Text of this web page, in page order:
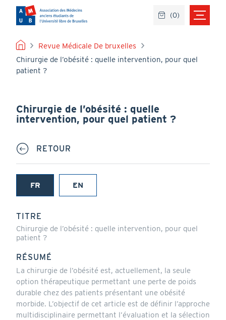
contenu
principal
FIL
D'ARIANE
Revue Médicale De bruxelles
Chirurgie de l’obésité : quelle intervention, pour quel
patient ?
Chirurgie de l’obésité : quelle
intervention, pour quel patient ?
RETOUR
FR
(onglet
EN
TITRE
Chirurgie de l’obésité : quelle intervention, pour quel
patient ?
RÉSUMÉ
La chirurgie de l’obésité est, actuellement, la seule
option thérapeutique permettant une perte de poids
durable chez des patients présentant une obésité
morbide. L’objectif de cet article est de définir l’approche
multidisciplinaire permettant l’évaluation et la sélection
(0)